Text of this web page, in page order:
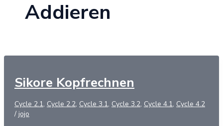
Addieren
Sikore Kopfrechnen
Cycle 2.1, Cycle 2.2, Cycle 3.1, Cycle 3.2, Cycle 4.1, Cycle 4.2
/ jojo